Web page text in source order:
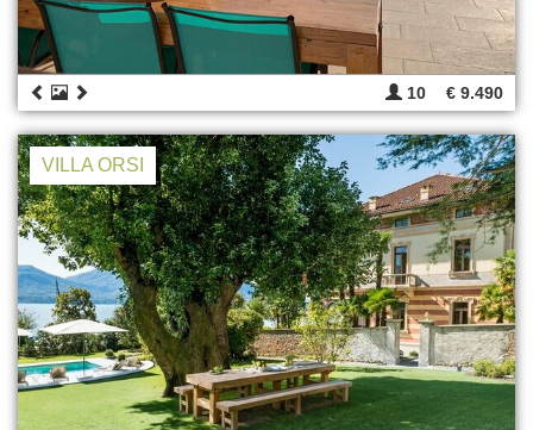
10 € 9.490
VILLA ORSI